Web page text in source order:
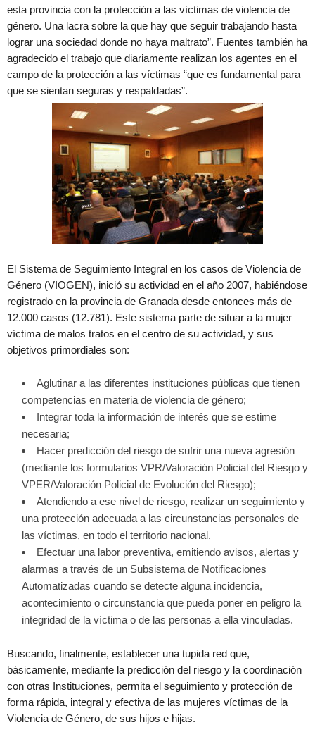
esta provincia con la protección a las víctimas de violencia de
género. Una lacra sobre la que hay que seguir trabajando hasta
lograr una sociedad donde no haya maltrato”. Fuentes también ha
agradecido el trabajo que diariamente realizan los agentes en el
campo de la protección a las víctimas “que es fundamental para
que se sientan seguras y respaldadas”.
El Sistema de Seguimiento Integral en los casos de Violencia de
Género (VIOGEN), inició su actividad en el año 2007, habiéndose
registrado en la provincia de Granada desde entonces más de
12.000 casos (12.781). Este sistema parte de situar a la mujer
víctima de malos tratos en el centro de su actividad, y sus
objetivos primordiales son:
Aglutinar a las diferentes instituciones públicas que tienen
competencias en materia de violencia de género;
Integrar toda la información de interés que se estime
necesaria;
Hacer predicción del riesgo de sufrir una nueva agresión
(mediante los formularios VPR/Valoración Policial del Riesgo y
VPER/Valoración Policial de Evolución del Riesgo);
Atendiendo a ese nivel de riesgo, realizar un seguimiento y
una protección adecuada a las circunstancias personales de
las víctimas, en todo el territorio nacional.
Efectuar una labor preventiva, emitiendo avisos, alertas y
alarmas a través de un Subsistema de Notificaciones
Automatizadas cuando se detecte alguna incidencia,
acontecimiento o circunstancia que pueda poner en peligro la
integridad de la víctima o de las personas a ella vinculadas.
Buscando, finalmente, establecer una tupida red que,
básicamente, mediante la predicción del riesgo y la coordinación
con otras Instituciones, permita el seguimiento y protección de
forma rápida, integral y efectiva de las mujeres víctimas de la
Violencia de Género, de sus hijos e hijas.